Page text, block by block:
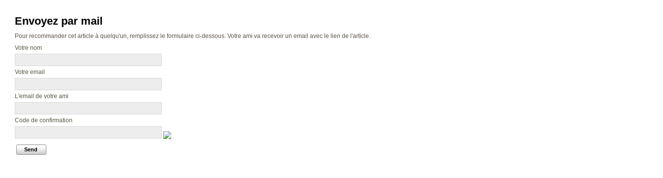
Envoyez par mail
Pour recommander cet article à quelqu'un, remplissez le formulaire ci-dessous. Votre ami va recevoir un email avec le lien de l'article.
Votre nom
Votre email
L'email de votre ami
Code de confirmation
Send